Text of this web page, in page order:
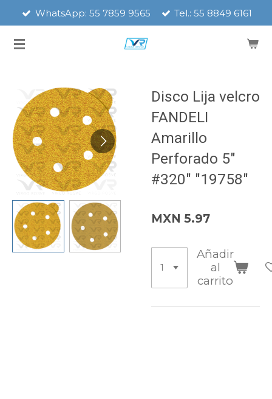
contenido
WhatsApp: 55 7859 9565 Tel.: 55 8849 6161
Disco Lija velcro
FANDELI
Amarillo
Perforado 5"
#320" "19758"
MXN 5.97
Añadir
al
carrito